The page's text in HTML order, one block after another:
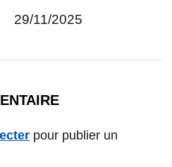
29/11/2025
pour publier un